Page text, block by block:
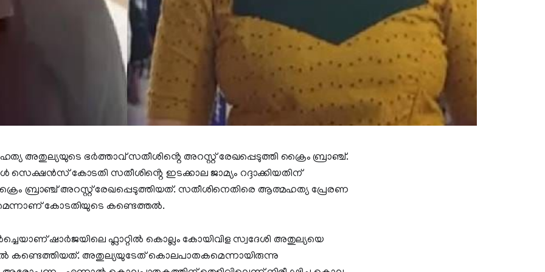
അതുല്യയുടെ ഭർത്താവ് സതീശിൻ്റെ അറസ്റ്റ് രേഖപ്പെടുത്തി ക്രൈം ബ്രാഞ്ച്.
സെക്ഷൻസ് കോടതി സതീശിൻ്റെ ഇടക്കാല ജാമ്യം റദ്ദാക്കിയതിന്
ബ്രാഞ്ച് അറസ്റ്റ് രേഖപ്പെടുത്തിയത്. സതീശിനെതിരെ ആത്മഹത്യ പ്രേരണ
കോടതിയുടെ കണ്ടെത്തൽ.
ഷാർജയിലെ ഫ്ലാറ്റിൽ കൊല്ലം കോയിവിള സ്വദേശി അതുല്യയെ
കണ്ടെത്തിയത്. അതുല്യയുടേത് കൊലപാതകമെന്നായിരുന്നു